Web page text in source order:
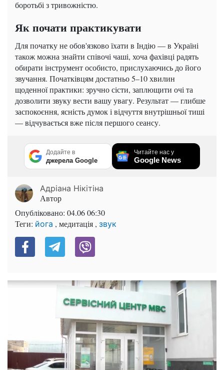
боротьбі з тривожністю.
Як почати практикувати
Для початку не обов'язково їхати в Індію — в Україні
також можна знайти співочі чаші, хоча фахівці радять
обирати інструмент особисто, прислухаючись до його
звучання. Початківцям достатньо 5–10 хвилин
щоденної практики: зручно сісти, заплющити очі та
дозволити звуку вести вашу увагу. Результат — глибше
заспокоєння, ясність думок і відчуття внутрішньої тиші
— відчувається вже після першого сеансу.
Додайте в
джерела Google
Читайте нас у
Google News
Адріана Нікітіна
Автор
Опубліковано: 04.06 06:30
Теги: йога , медитація , звук